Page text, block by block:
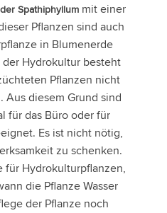
Spathiphyllummit einer
Pflanzen sind auch
in Blumenerde
Hydrokultur besteht
Pflanzen nicht
diesem Grund sind
für das Büro oder für
Es ist nicht nötig,
zu schenken.
für Hydrokulturpflanzen,
die Pflanze Wasser
der Pflanze noch